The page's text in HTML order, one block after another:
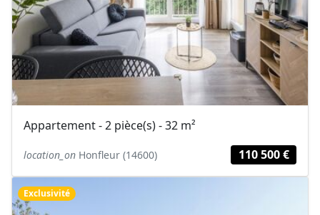
Appartement - 2 pièce(s) - 32 m²
location_on Honfleur (14600) 110 500 €
Exclusivité